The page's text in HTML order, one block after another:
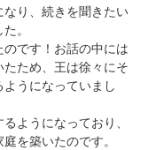
り、続きを聞きたい
。
です！お話の中には
ため、王は徐々にそ
うになっていまし
ようになっており、
を築いたのです。